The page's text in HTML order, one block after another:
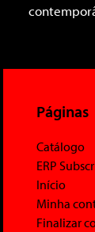
Páginas
Catálogo
ERP
Início
Minha
Finalizar